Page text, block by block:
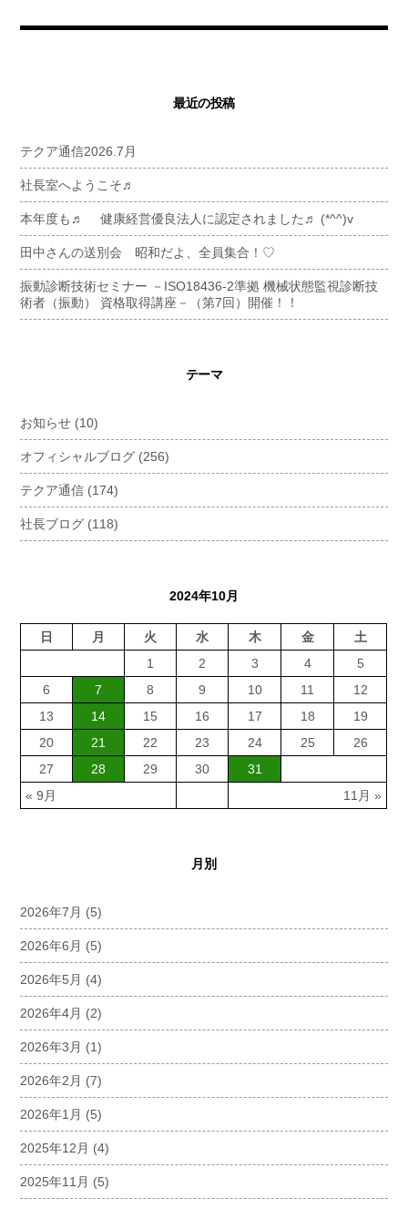
最近の投稿
テクア通信2026.7月
社長室へようこそ♬
本年度も♬ 健康経営優良法人に認定されました♬ (*^^)v
田中さんの送別会 昭和だよ、全員集合！♡
振動診断技術セミナー －ISO18436-2準拠 機械状態監視診断技
術者（振動） 資格取得講座－（第7回）開催！！
テーマ
お知らせ (10)
オフィシャルブログ (256)
テクア通信 (174)
社長ブログ (118)
2024年10月
日 月 火 水 木 金 土
« 9月 11月 »
1 2 3 4
5
6
7 8 9 10 11
12
13
14 15 16 17 18
19
20
21 22 23 24 25
26
27
28 29 30 31
月別
2026年7月 (5)
2026年6月 (5)
2026年5月 (4)
2026年4月 (2)
2026年3月 (1)
2026年2月 (7)
2026年1月 (5)
2025年12月 (4)
2025年11月 (5)